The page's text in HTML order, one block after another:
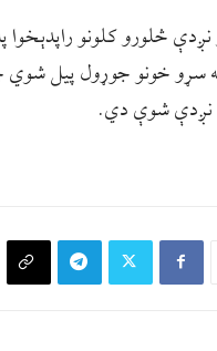
څلورو کلونو راپدېخوا
سړو خونو جوړول پیل
نږدې شوې دي.